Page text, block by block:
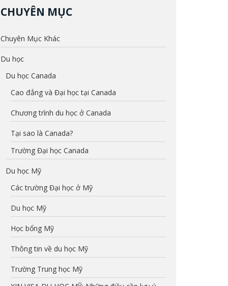
CHUYÊN MỤC
Chuyên Mục Khác
Du học
Du học Canada
Cao đẳng và Đại học tại Canada
Chương trình du học ở Canada
Tại sao là Canada?
Trường Đại học Canada
Du học Mỹ
Các trường Đại học ở Mỹ
Du học Mỹ
Học bổng Mỹ
Thông tin về du học Mỹ
Trường Trung học Mỹ